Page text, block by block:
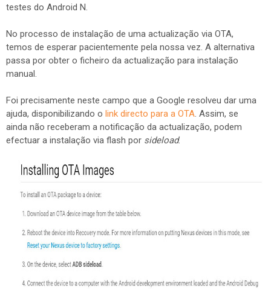
testes do Android N.
No processo de instalação de uma actualização via OTA,
temos de esperar pacientemente pela nossa vez. A alternativa
passa por obter o ficheiro da actualização para instalação
manual.
Foi precisamente neste campo que a Google resolveu dar uma
ajuda, disponibilizando o link directo para a OTA. Assim, se
ainda não receberam a notificação da actualização, podem
efectuar a instalação via flash por sideload.